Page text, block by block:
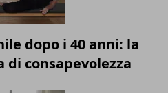
dopo i 40 anni: la
consapevolezza